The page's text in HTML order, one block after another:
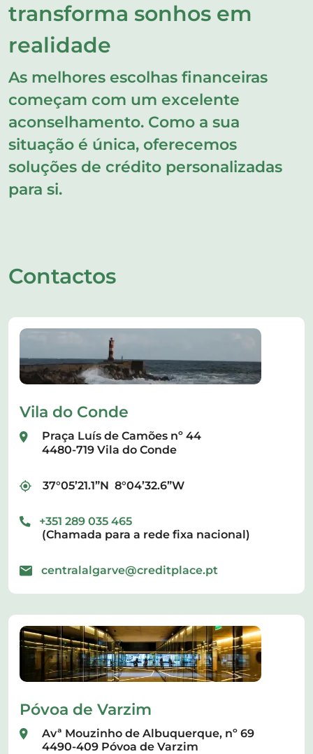
transforma sonhos em
realidade
As melhores escolhas financeiras
começam com um excelente
aconselhamento. Como a sua
situação é única, oferecemos
soluções de crédito personalizadas
para si.
Contactos
Vila do Conde
Praça Luís de Camões nº 44
4480-719 Vila do Conde
37°05’21.1”N 8°04’32.6”W
+351 289 035 465
(Chamada para a rede fixa nacional)
centralalgarve@creditplace.pt
Póvoa de Varzim
Avª Mouzinho de Albuquerque, nº 69
4490-409 Póvoa de Varzim